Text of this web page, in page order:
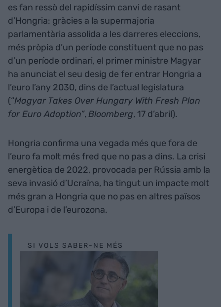
es fan ressò del rapidíssim canvi de rasant
d’Hongria: gràcies a la supermajoria
parlamentària assolida a les darreres eleccions,
més pròpia d’un període constituent que no pas
d’un període ordinari, el primer ministre Magyar
ha anunciat el seu desig de fer entrar Hongria a
l’euro l’any 2030, dins de l’actual legislatura
(“Magyar Takes Over Hungary With Fresh Plan
for Euro Adoption”, Bloomberg, 17 d’abril).
Hongria confirma una vegada més que fora de
l’euro fa molt més fred que no pas a dins. La crisi
energètica de 2022, provocada per Rússia amb la
seva invasió d’Ucraïna, ha tingut un impacte molt
més gran a Hongria que no pas en altres països
d’Europa i de l’eurozona.
SI VOLS SABER-NE MÉS